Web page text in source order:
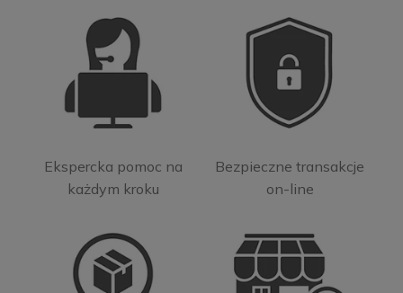
Ekspercka pomoc na
każdym kroku
Bezpieczne transakcje
on-line